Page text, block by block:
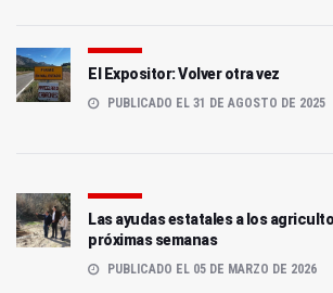
El Expositor: Volver otra vez
PUBLICADO EL 31 DE AGOSTO DE 2025
Las ayudas estatales a los
próximas semanas
PUBLICADO EL 05 DE MARZO DE 2026